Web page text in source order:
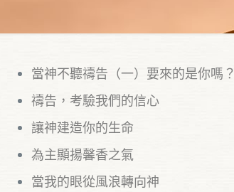
當神不聽禱告（一）要來的是你嗎？
禱告，考驗我們的信心
讓神建造你的生命
為主顯揚馨香之氣
當我的眼從風浪轉向神